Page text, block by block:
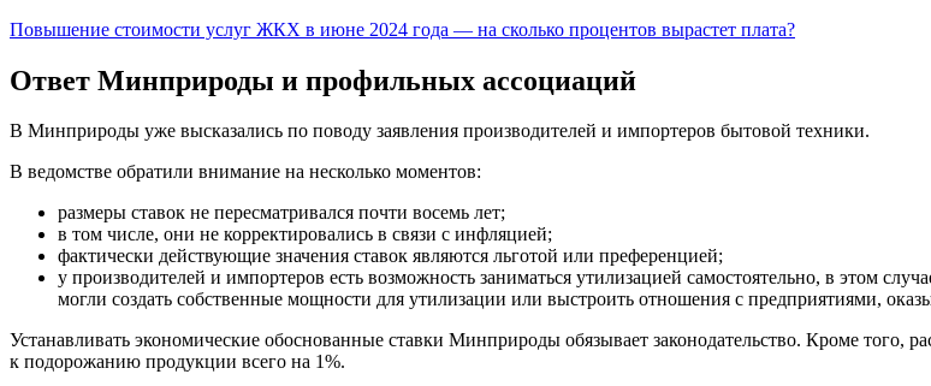
Повышение стоимости услуг ЖКХ в июне 2024 года — на сколько процентов вырастет плата?
Ответ Минприроды и профильных ассоциаций
В Минприроды уже высказались по поводу заявления производителей и импортеров бытовой техники.
В ведомстве обратили внимание на несколько моментов:
размеры ставок не пересматривался почти восемь лет;
в том числе, они не корректировались в связи с инфляцией;
фактически действующие значения ставок являются льготой или преференцией;
у производителей и импортеров есть возможность заниматься утилизацией самостоятельно, в этом
могли создать собственные мощности для утилизации или выстроить отношения с предприятиями,
Устанавливать экономические обоснованные ставки Минприроды обязывает законодательство. Кроме того,
к подорожанию продукции всего на 1%.